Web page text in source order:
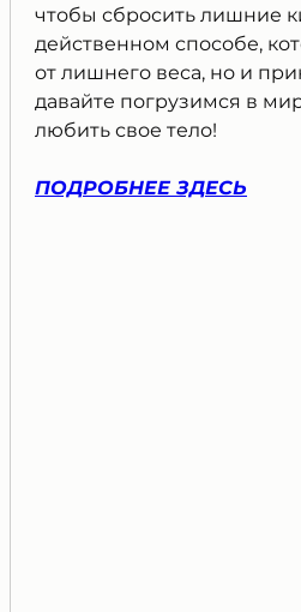
чтобы сбросить лишние
действенном способе,
от лишнего веса, но и
давайте погрузимся в
любить свое тело!
ПОДРОБНЕЕ ЗДЕСЬ